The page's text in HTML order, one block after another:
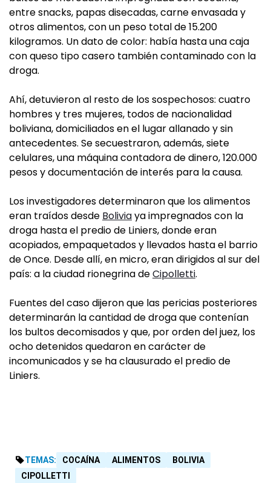
entre snacks, papas disecadas, carne envasada y
otros alimentos, con un peso total de 15.200
kilogramos. Un dato de color: había hasta una caja
con queso tipo casero también contaminado con la
droga.
Ahí, detuvieron al resto de los sospechosos: cuatro
hombres y tres mujeres, todos de nacionalidad
boliviana, domiciliados en el lugar allanado y sin
antecedentes. Se secuestraron, además, siete
celulares, una máquina contadora de dinero, 120.000
pesos y documentación de interés para la causa.
Los investigadores determinaron que los alimentos
eran traídos desde Boliviaya impregnados con la
droga hasta el predio de Liniers, donde eran
acopiados, empaquetados y llevados hasta el barrio
de Once. Desde allí, en micro, eran dirigidos al sur del
país: a la ciudad rionegrina deCipolletti.
Fuentes del caso dijeron que las pericias posteriores
determinarán la cantidad de droga que contenían
los bultos decomisados y que, por orden del juez, los
ocho detenidos quedaron en carácter de
incomunicados y se ha clausurado el predio de
Liniers.
TEMAS: COCAÍNA ALIMENTOS
BOLIVIA
CIPOLLETTI